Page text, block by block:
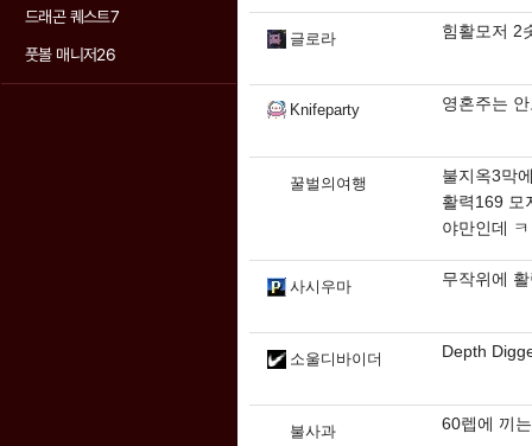
드래곤 퀘스트7
풋볼 매니저26
글로라 힘활모저 2
Knifeparty 영혼주는
꿀벌의여행
불지옥3막
활력169 모
야만인데
사시우마 무작위에
소울디바이더 Depth
불사과 60렙에 끼